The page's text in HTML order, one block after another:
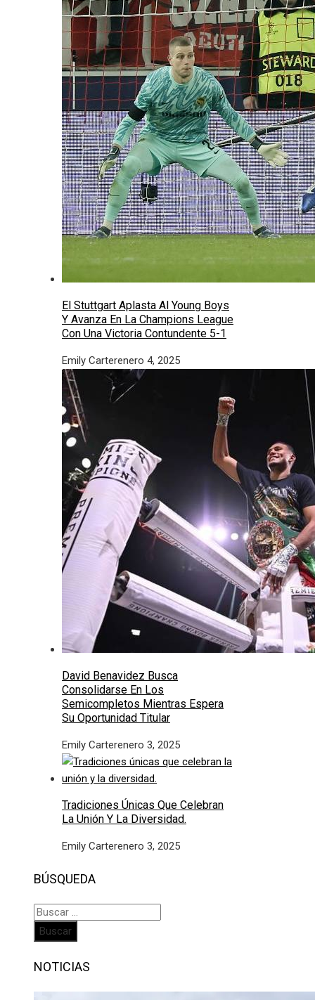
El Stuttgart Aplasta Al Young Boys
Y Avanza En La Champions League
Con Una Victoria Contundente 5-1
Emily Carterenero 4, 2025
David Benavidez Busca
Consolidarse En Los
Semicompletos Mientras Espera
Su Oportunidad Titular
Emily Carterenero 3, 2025
Tradiciones Únicas Que Celebran
La Unión Y La Diversidad.
Emily Carterenero 3, 2025
BÚSQUEDA
Buscar:
NOTICIAS